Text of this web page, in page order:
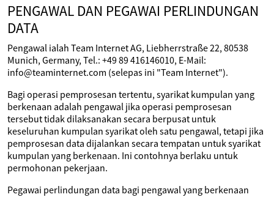
PENGAWAL DAN PEGAWAI PERLINDUNGAN
DATA
Pengawal ialah Team Internet AG, Liebherrstraße 22, 80538
Munich, Germany, Tel.: +49 89 416146010, E-Mail:
info@teaminternet.com (selepas ini "Team Internet").
Bagi operasi pemprosesan tertentu, syarikat kumpulan yang
berkenaan adalah pengawal jika operasi pemprosesan
tersebut tidak dilaksanakan secara berpusat untuk
keseluruhan kumpulan syarikat oleh satu pengawal, tetapi jika
pemprosesan data dijalankan secara tempatan untuk syarikat
kumpulan yang berkenaan. Ini contohnya berlaku untuk
permohonan pekerjaan.
Pegawai perlindungan data bagi pengawal yang berkenaan